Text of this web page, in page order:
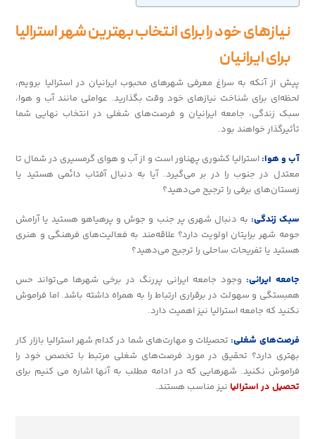
نیازهای خود را برای انتخاب بهترین شهر استرالیا
برای ایرانیان
پیش از آنکه به سراغ معرفی شهرهای محبوب ایرانیان در استرالیا برویم،
لحظه‌ای برای شناخت نیازهای خود وقت بگذارید. عواملی مانند آب و هوا،
سبک زندگی، جامعه ایرانیان و فرصت‌های شغلی در انتخاب نهایی شما
تأثیرگذار خواهند بود.
آب و هوا:استرالیا کشوری پهناور است و از آب و هوای گرمسیری در شمال تا
معتدل در جنوب را در بر می‌گیرد. آیا به دنبال آفتاب دائمی هستید یا
زمستان‌های برفی را ترجیح می‌دهید؟
سبک زندگی: به دنبال شهری پر جنب و جوش و پرهیاهو هستید یا آرامش
حومه شهر برایتان اولویت دارد؟ علاقه‌مند به فعالیت‌های فرهنگی و هنری
هستید یا تفریحات ساحلی را ترجیح می‌دهید؟
جامعه ایرانی: وجود جامعه ایرانی پررنگ در برخی شهرها می‌تواند حس
همبستگی و سهولت در برقراری ارتباط را به همراه داشته باشد. اما فراموش
نکنید که جامعه استرالیا نیز اهمیت دارد.
فرصت‌های شغلی:تحصیلات و مهارت‌های شما در کدام شهر استرالیا بازار کار
بهتری دارد؟ تحقیق در مورد فرصت‌های شغلی مرتبط با تخصص خود را
فراموش نکنید. شهرهایی که در ادامه مطلب به آنها اشاره می کنیم برای
تحصیل در استرالیا نیز مناسب هستند.